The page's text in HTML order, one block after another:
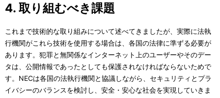
4. 取り組むべき課題
これまで技術的な取り組みについて述べてきましたが、実際に法執
行機関がこれら技術を使用する場合は、各国の法律に準ずる必要が
あります。犯罪と無関係なインターネット上のユーザーやそのデー
タは、公開情報であったとしても保護されなければならないためで
す。NECは各国の法執行機関と協議しながら、セキュリティとプラ
イバシーのバランスを検討し、安全・安心な社会を実現していきま